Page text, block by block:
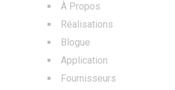
À Propos
Réalisations
Blogue
Application
Fournisseurs